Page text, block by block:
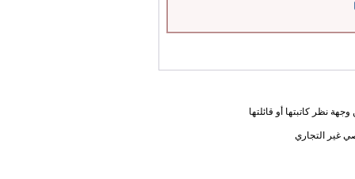
نظر كاتبتها أو قائلتها
غير التجاري